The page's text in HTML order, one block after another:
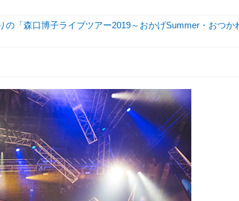
「森口博子ライブツアー2019～おかげSummer・おつか